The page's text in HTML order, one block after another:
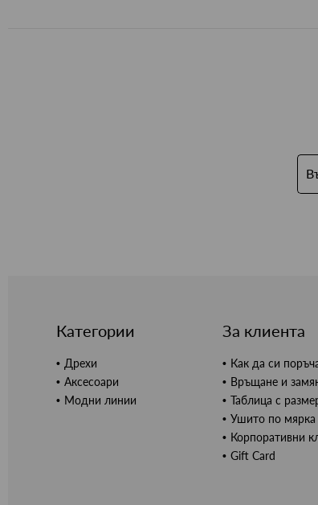
Категории
Дрехи
Аксесоари
Модни линии
За клиента
Как да си
Връщане и
Таблица с
Ушито по мярка
Корпоративни
Gift Card